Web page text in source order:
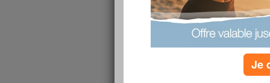
Toujours pas motivée pour préparer mon
petit peu de relache coté cérébral histoire de
un peu chargé au bureau déjà alors en fin de
plus de mal à me mettre à étudier...ça va bien
Encore une fois chapeaux aux Palourdes
traine mais je reviens de loin, alors je me
à fond !!! Faut juste que je pense à
Je